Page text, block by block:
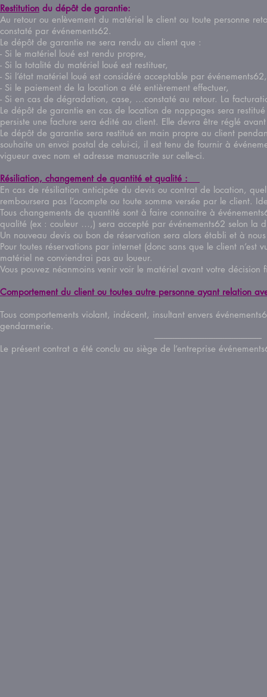
Restitution du dépôtde garantie:
Au retour ou enlèvement du matériel le client ou toute personne
constaté par événements62.
Le dépôt de garantie ne sera rendu au client que :
- Si le matériel loué est rendu propre,
- Si la totalité du matériel loué est restituer,
- Si l’état matériel loué est considéré acceptable par événements62,
- Si le paiement de la location a été entièrement effectuer,
- Si en cas de dégradation, case, …constaté au retour. La
Le dépôt de garantie en cas de location de nappages sera
persiste une facture sera édité au client. Elle devra être réglé
Le dépôt de garantie sera restitué en main propre au client
souhaite un envoi postal de celui-ci, il est tenu de fournir à
vigueur avec nom et adresse manuscrite sur celle-ci.
Résiliation, changement de quantité et qualité :
En cas de résiliation anticipée du devis ou contrat de location,
remboursera pas l’acompte ou toute somme versée par le
Tous changements de quantité sont à faire connaitre à
qualité (ex : couleur …,) sera accepté par événements62 selon
Un nouveau devis ou bon de réservation sera alors établi et à
Pour toutes réservations par internet (donc sans que le client
matériel ne conviendrai pas au loueur.
Vous pouvez néanmoins venir voir le matériel avant votre
Comportement du client ou toutes autre personne ayant relation
Tous comportements violant, indécent, insultant envers
gendarmerie.
Le présent contrat a été conclu au siège de l’entreprise